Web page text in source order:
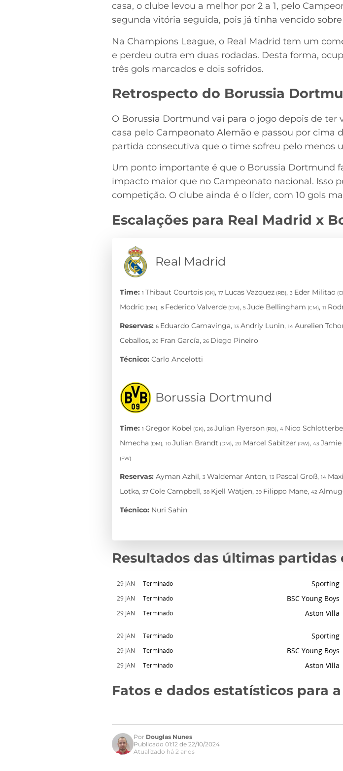
casa, o clube levou a melhor por 2 a 1, pelo
segunda vitória seguida, pois já tinha vencido
Na Champions League, o Real Madrid tem um
e perdeu outra em duas rodadas. Desta forma,
três gols marcados e dois sofridos.
Retrospecto do Borussia
O Borussia Dortmund vai para o jogo depois de ter
casa pelo Campeonato Alemão e passou por cima
partida consecutiva que o time sofreu pelo menos
Um ponto importante é que o Borussia Dortmund
impacto maior que no Campeonato nacional. Isso
competição. O clube ainda é o líder, com 10 gols
Escalações para Real Madrid x
Resultados das últimas partidas
29 JAN Terminado Sporting
29 JAN Terminado BSC Young Boys
29 JAN Terminado Aston Villa
29 JAN Terminado Sporting
29 JAN Terminado BSC Young Boys
29 JAN Terminado Aston Villa
Fatos e dados estatísticos para
Por Douglas Nunes
Publicado 01:12 de 22/10/2024
Atualizado há 2 anos